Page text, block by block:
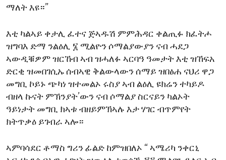
ማለት እዩ።”
እቲ ካልኣይ ቀታሊ ፈተና ጅኣዱሽ ምምሕዳር ቀልጢፉ ክፈትሖ
ዝግባእ ድማ ንልዕሊ ፮ ሚልዮን ሶማልያውያን ናብ ሓደጋ
ኣውዲቑዎም ዝርኸብ ኣብ ዝሓለፉ ኣርባዓ ዓመታት እቲ ዝኸፍአ
ድርቂ ዝመበገሲኡ ሰብኣዊ ቅልውላውን ሰማይ ዝበፅሐ ናህሪ ዋጋ
መግቢ ኮይኑ ጭካነ ዝተመልኦ ሩስያ ኣብ ልዕሊ ዩክሬን ተካይዶ
ብዘላ ኩናት ምኽንያት’ውን ናብ ሶማልያ ስርናይን ካልኦት
ዓይነታት መግቢ ክኣቱ ብዘይምኽኣሉ እታ ሃገር ብጥምየት
ክትጥቃዕ ይገብራ ኣሎ።
ኣምባሳደር ቶማስ ግሪን ፊልድ ከምዝበለኦ “ ኣሜሪካ ንቀርኒ